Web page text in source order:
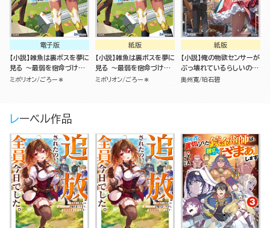
電子版
【小説】雑魚は裏ボスを夢に
見る ～最弱を宿命づけら
れたダンジョン探索者《シー
ミポリオン ごろー＊
紙版
【小説】雑魚は裏ボスを夢に
見る ～最弱を宿命づけら
れたダンジョン探索者《シー
ミポリオン ごろー＊
紙版
【小説】俺の物欲センサーが
ぶっ壊れているらしいの
で、トップ配信者の幼馴染
奥州寛 珀石碧
レーベル作品